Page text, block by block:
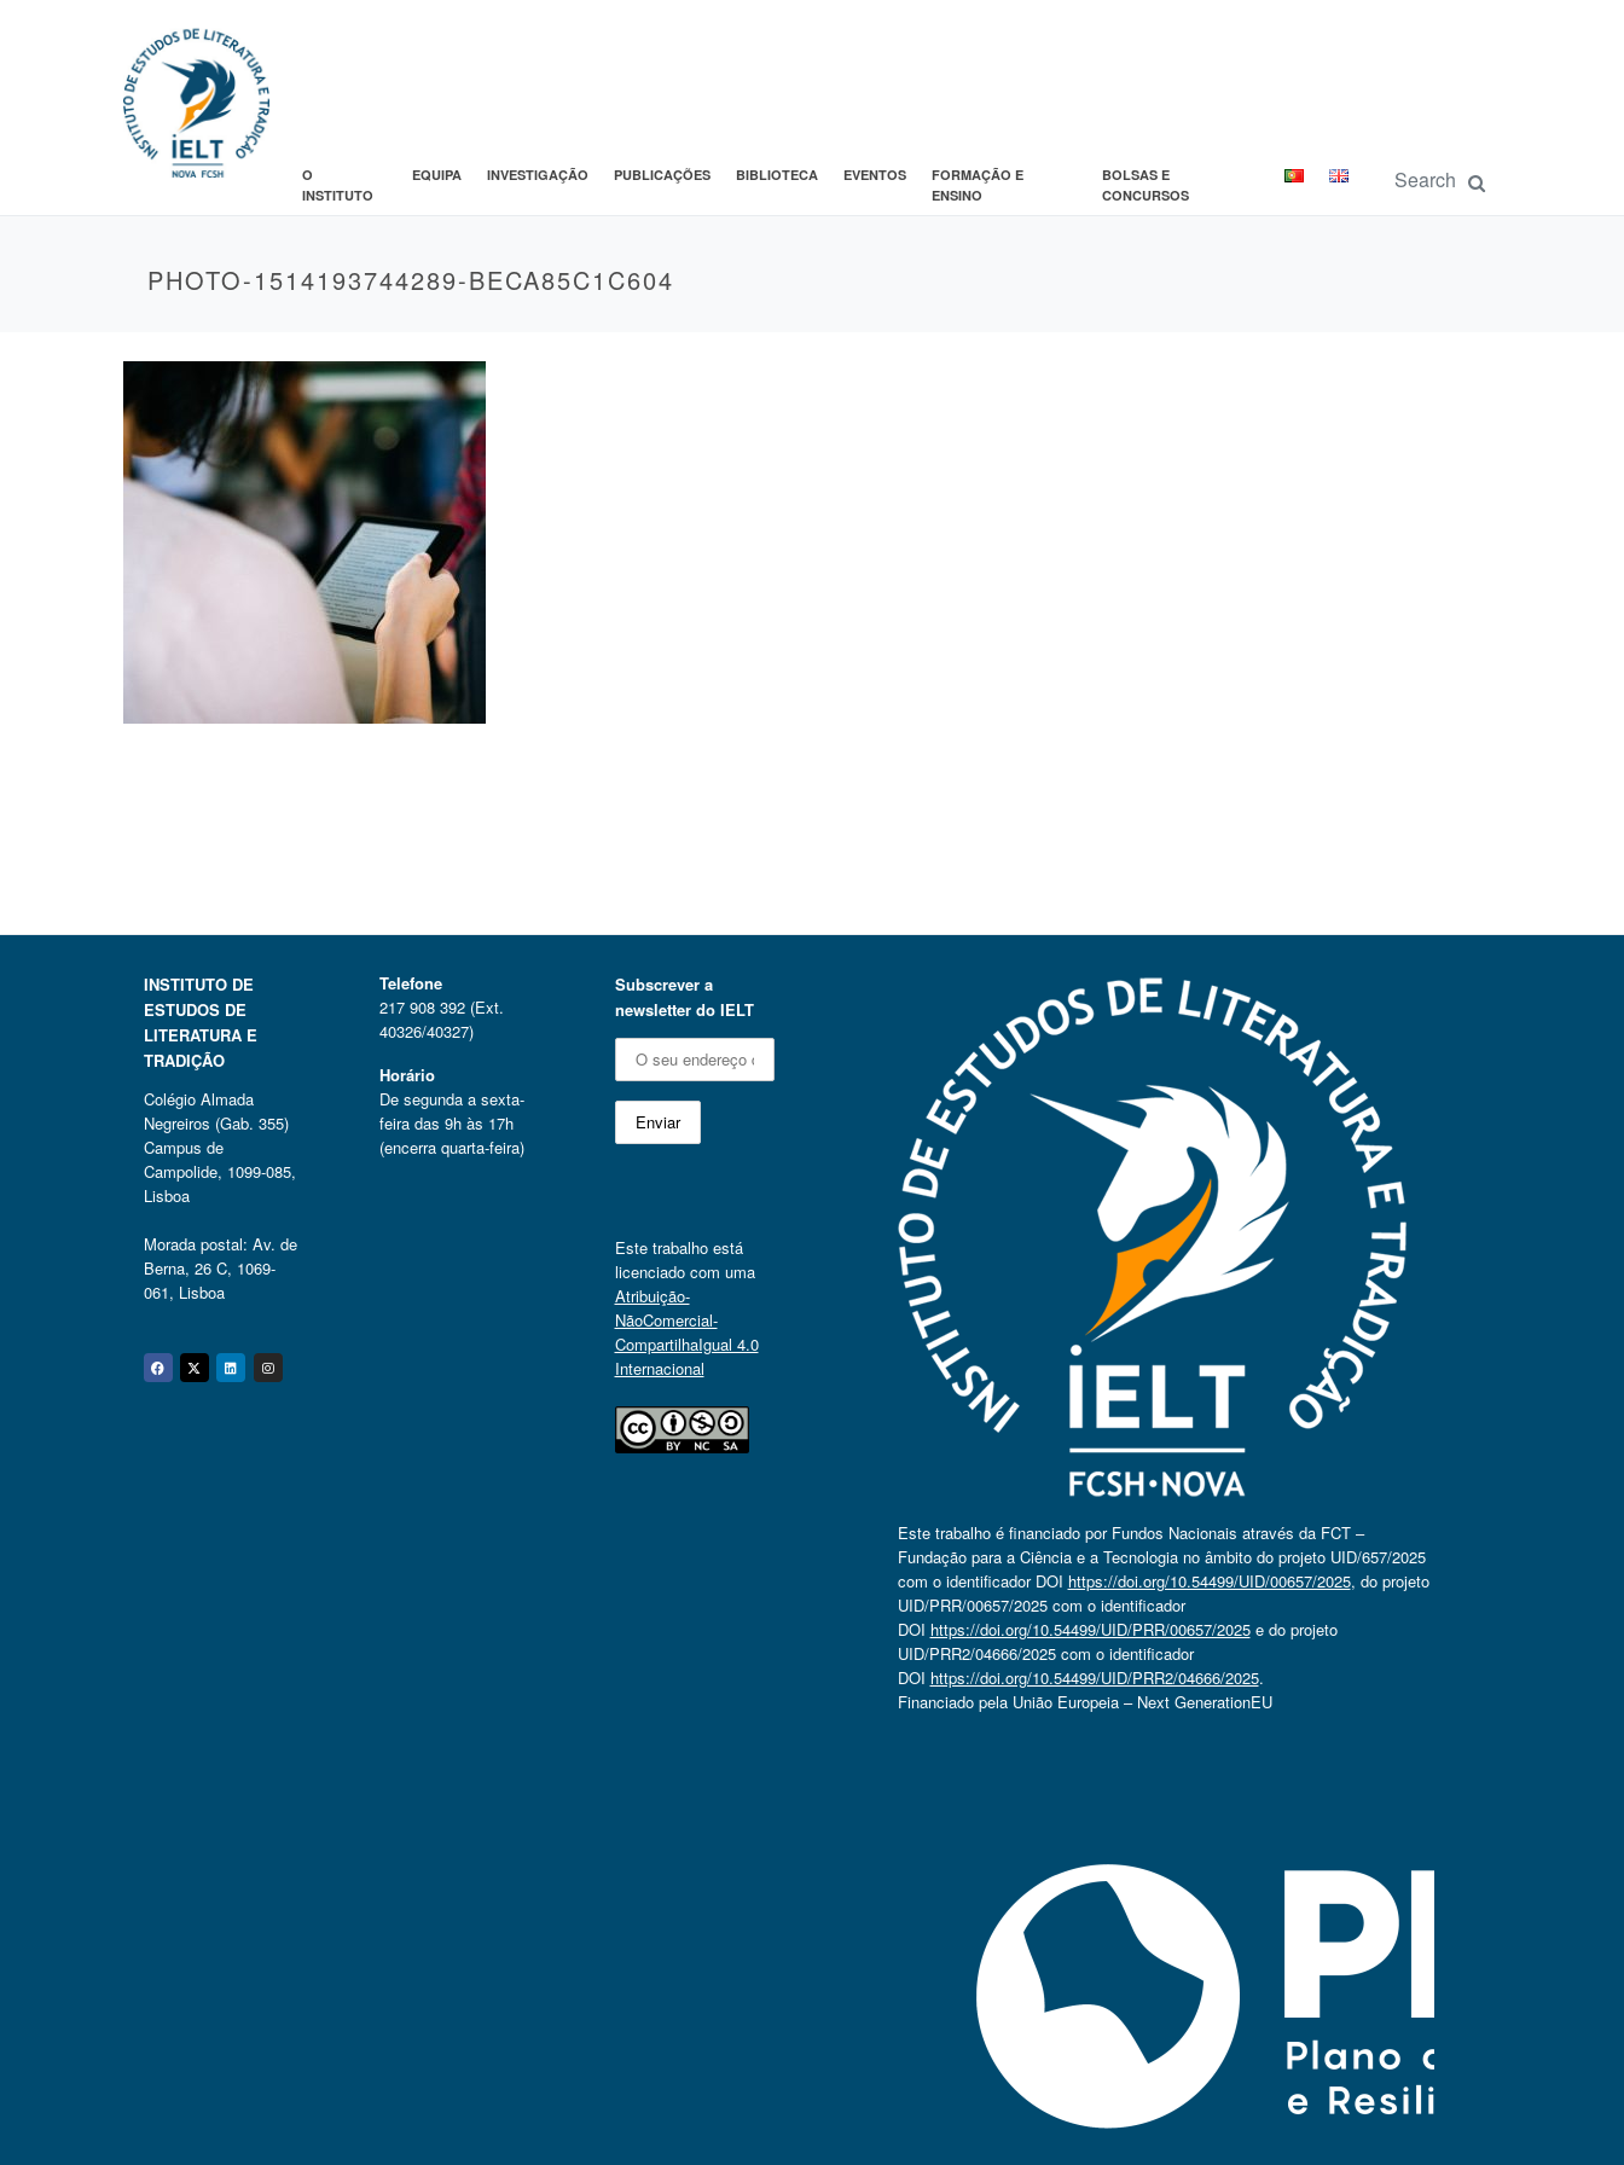
O
INSTITUTO
EQUIPA INVESTIGAÇÃO PUBLICAÇÕES BIBLIOTECA EVENTOS
FORMAÇÃO E
ENSINO
BOLSAS E
CONCURSOS
PHOTO-1514193744289-BECA85C1C604
INSTITUTO DE
ESTUDOS DE
LITERATURA E
TRADIÇÃO
Colégio Almada
Negreiros (Gab. 355)
Campus de
Campolide, 1099-085,
Lisboa
Morada postal: Av. de
Berna, 26 C, 1069-
061, Lisboa
Facebook
Twitter
Linkedin
Instagram
Telefone
217 908 392 (Ext.
40326/40327)
Horário
De segunda a sexta-
feira das 9h às 17h
(encerra quarta-feira)
Subscrever a
newsletter do IELT
Este trabalho está
licenciado com uma
Atribuição-
NãoComercial-
CompartilhaIgual 4.0
Internacional
Este trabalho é financiado por Fundos Nacionais através da FCT –
Fundação para a Ciência e a Tecnologia no âmbito do projeto UID/657/2025
com o identificador DOI https://doi.org/10.54499/UID/00657/2025, do projeto
UID/PRR/00657/2025 com o identificador
DOI https://doi.org/10.54499/UID/PRR/00657/2025e do projeto
UID/PRR2/04666/2025 com o identificador
DOI https://doi.org/10.54499/UID/PRR2/04666/2025.
Financiado pela União Europeia – Next GenerationEU